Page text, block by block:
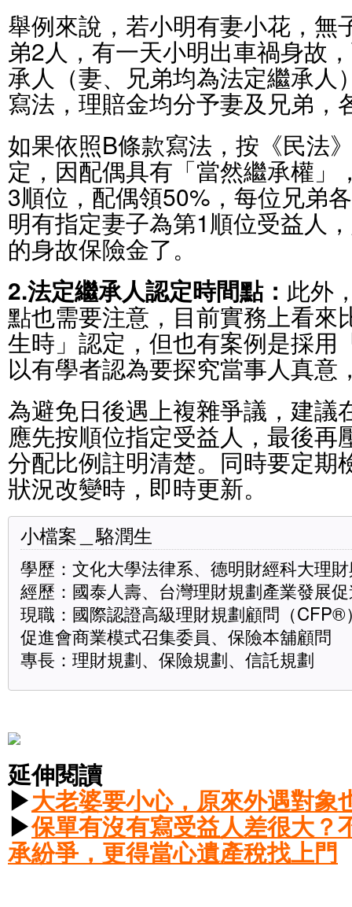
舉例來說，若小明有妻小花，無
弟2人，有一天小明出車禍身故
承人（妻、兄弟均為法定繼承人
寫法，理賠金均分予妻及兄弟，
如果依照B條款寫法，按《民法
定，因配偶具有「當然繼承權」
3順位，配偶領50%，每位兄弟
明有指定妻子為第1順位受益人
的身故保險金了。
2.法定繼承人認定時間點： 此外
點也需要注意，目前實務上看來
生時」認定，但也有案例是採用
以有學者認為要探究當事人真意
為避免日後遇上複雜爭議，建議
應先按順位指定受益人，最後再
分配比例註明清楚。同時要定期
狀況改變時，即時更新。
小檔案＿駱潤生
學歷：文化大學法律系、德明財經科大理
經歷：國泰人壽、台灣理財規劃產業發展
現職：國際認證高級理財規劃顧問（
促進會商業模式召集委員、保險本舖顧問
專長：理財規劃、保險規劃、信託規劃
延伸閱讀
▶大老婆要小心，原來外遇對象
▶保單有沒有寫受益人差很大？
承紛爭，更得當心遺產稅找上門